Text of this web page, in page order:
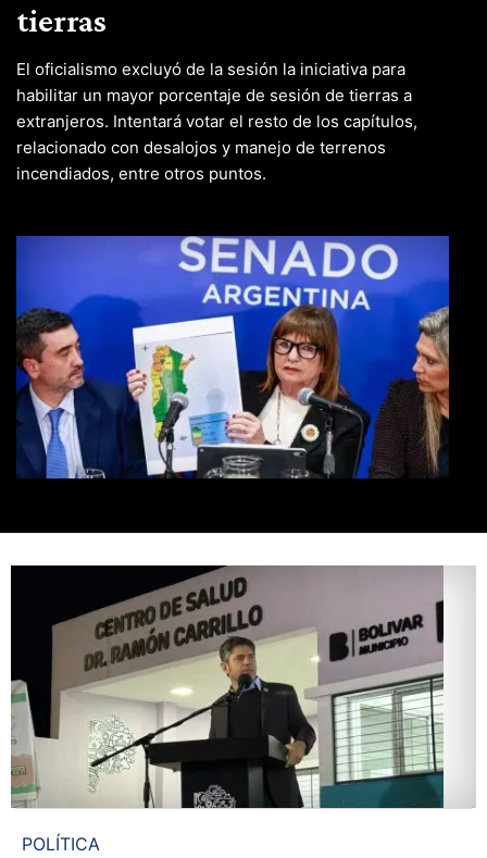
tierras
El oficialismo excluyó de la sesión la iniciativa para
habilitar un mayor porcentaje de sesión de tierras a
extranjeros. Intentará votar el resto de los capítulos,
relacionado con desalojos y manejo de terrenos
incendiados, entre otros puntos.
POLÍTICA